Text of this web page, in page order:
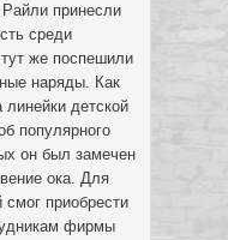
принесли
среди
же поспешили
наряды. Как
детской
популярного
он был замечен
ока. Для
приобрести
фирмы